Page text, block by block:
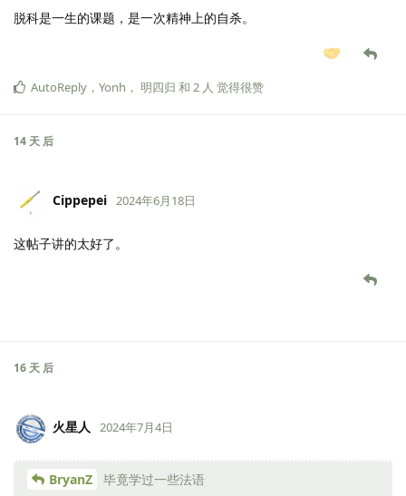
脱科是一生的课题，是一次精神上的自杀。
AutoReply ， Yonh ， 明四归 和 2 人 觉得很赞
14 天 后
Cippepei 2024年6月18日
这帖子讲的太好了。
16 天 后
火星人 2024年7月4日
BryanZ 毕竟学过一些法语